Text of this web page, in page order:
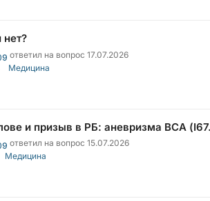
нет?
ответил на вопрос 17.07.2026
Медицина
и призыв в РБ: аневризма ВСА
ответил на вопрос 15.07.2026
Медицина